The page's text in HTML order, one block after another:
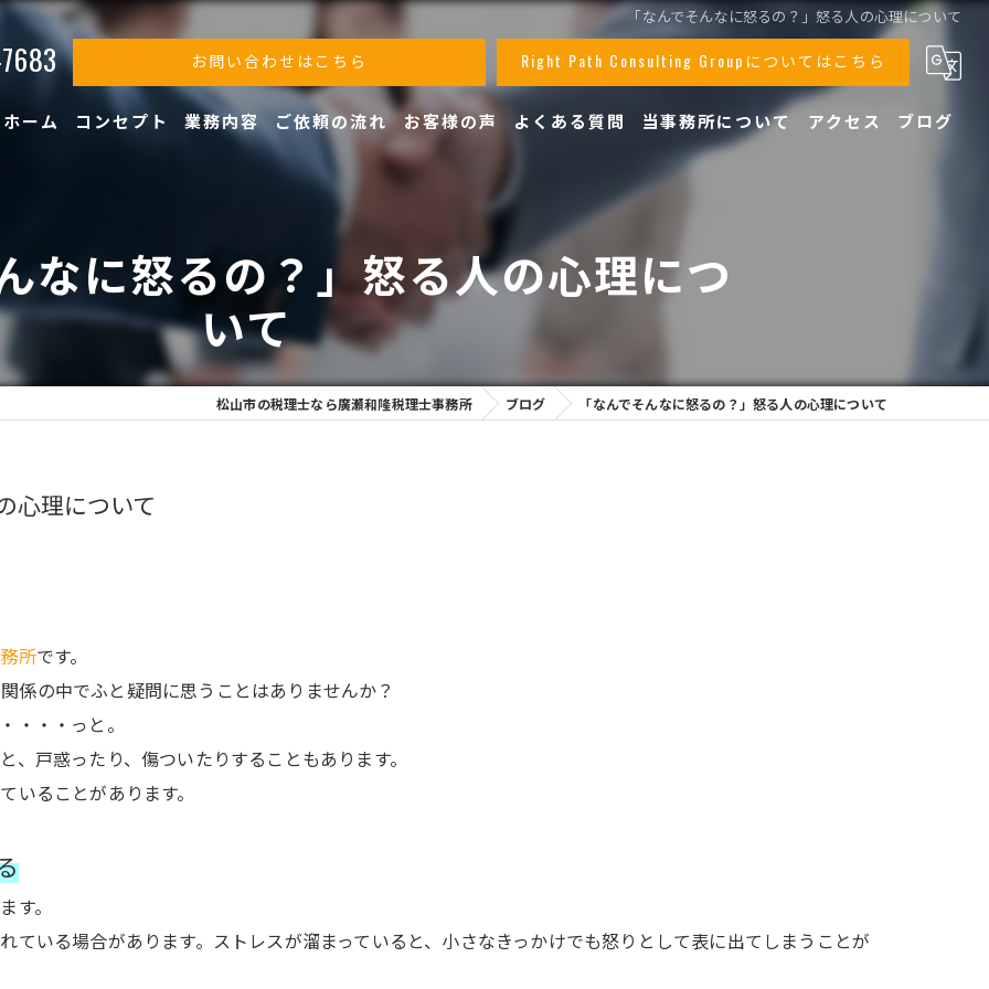
「なんでそんなに怒るの？」怒る人の心理について
お問い合わせはこちら Right Path Consulting Groupについてはこちら
ホーム コンセプト 業務内容 ご依頼の流れ お客様の声 よくある質問 当事務所について
相続
創業支援
アクセス ブログ
なに怒るの？」怒る人の心理につ
いて
松山市の税理士なら廣瀬和隆税理士事務所 ブログ 「なんでそんなに怒るの？」怒る人の心理について
心理について
所です。
係の中でふと疑問に思うことはありませんか？
・・・っと。
戸惑ったり、傷ついたりすることもあります。
いることがあります。
す。
ている場合があります。ストレスが溜まっていると、小さなきっかけでも怒りとして表に出てしまうことが